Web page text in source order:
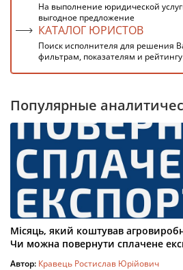
На выполнение юридической
выгодное предложение
КАТАЛОГ ЮРИСТОВ
Поиск исполнителя для решения
фильтрам, показателям и рейтингу
Популярные
Місяць, який коштував
Чи можна повернути сплачене
Автор: Кравець Ростислав Юрійович